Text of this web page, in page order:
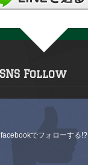
SNS Follow
facebookでフォローする!?